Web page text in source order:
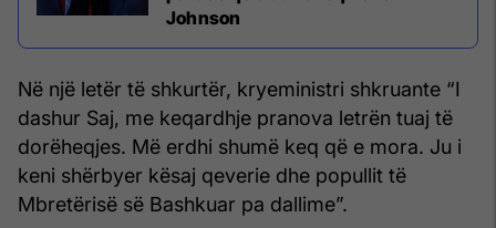
Johnson
Në një letër të shkurtër, kryeministri shkruante “I
dashur Saj, me keqardhje pranova letrën tuaj të
dorëheqjes. Më erdhi shumë keq që e mora. Ju i
keni shërbyer kësaj qeverie dhe popullit të
Mbretërisë së Bashkuar pa dallime”.